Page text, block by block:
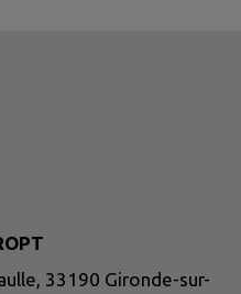
33190 Gironde-sur-